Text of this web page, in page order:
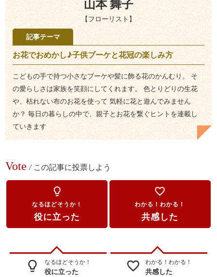
山本 舞子
【フローリスト】
記事テーマ
お花でおめかし♪子供ブーケと花冠の楽しみ方
こどもの手で持つ小さなブーケや髪に飾る花のかんむり。 そ
の愛らしさは家族を笑顔にしてくれます。 色とりどりの生花
や、枯れない布のお花を使って 気軽に花と遊んでみません
か？ 毎日の暮らしの中で、親子とお花を繋ぐヒントを連載し
ていきます
Vote / この記事に投票しよう
lightbulb_outline
なるほどそうか！
役に立った
favorite_border
わかる！わかる！
共感した
lightbulb_outline なるほどそうか！
役に立った favorite_border わかる！わかる！
共感した